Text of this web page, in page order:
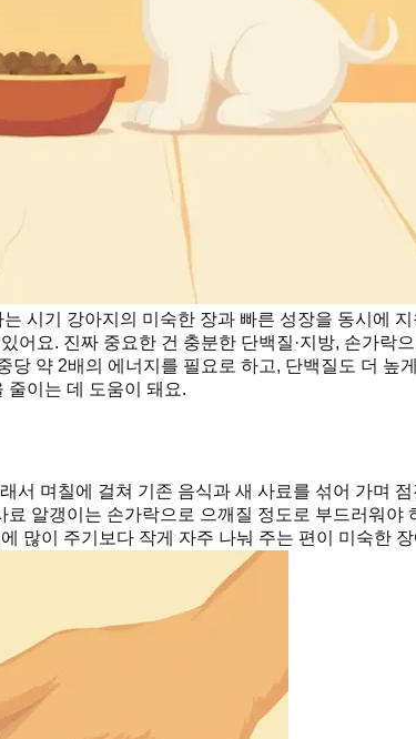
시기 강아지의 미숙한 장과 빠른 성장을 동시에
어요. 진짜 중요한 건 충분한 단백질·지방, 손가락
약 2배의 에너지를 필요로 하고, 단백질도 더 높
줄이는 데 도움이 돼요.
며칠에 걸쳐 기존 음식과 새 사료를 섞어 가며
알갱이는 손가락으로 으깨질 정도로 부드러워야
많이 주기보다 작게 자주 나눠 주는 편이 미숙한